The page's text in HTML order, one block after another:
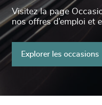
Visitez la page
nos offres d’emploi et
Explorer les occasions